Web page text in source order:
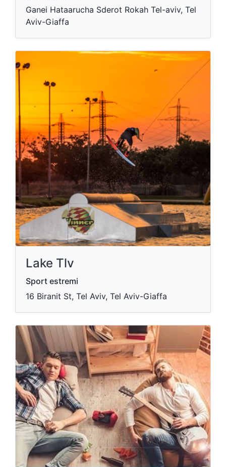
Ganei Hataarucha Sderot Rokah Tel-aviv, Tel
Aviv-Giaffa
Lake Tlv
Sport estremi
16 Biranit St, Tel Aviv, Tel Aviv-Giaffa